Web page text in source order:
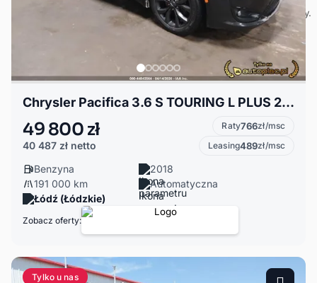
Chrysler Pacifica 3.6 S TOURING L PLUS 2018
49 800 zł
40 487 zł netto
Raty766zł/msc
Leasing489zł/msc
Benzyna
2018
191 000 km
Automatyczna
Łódź (Łódzkie)
Zobacz oferty:
Tylko u nas